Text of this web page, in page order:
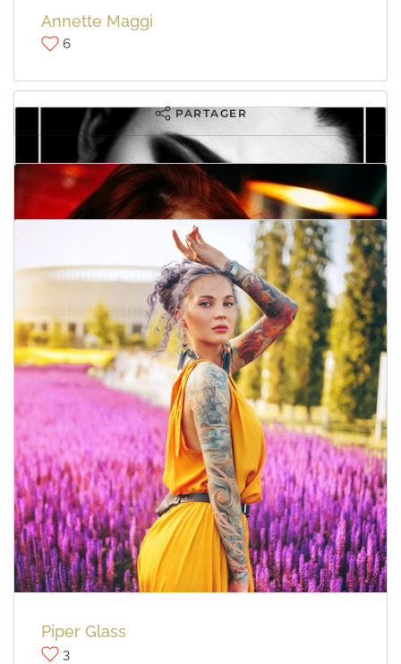
Samantha Pickering
7
Annette Maggi
6
PARTAGER
Donna Peltier
5
Piper Glass
3